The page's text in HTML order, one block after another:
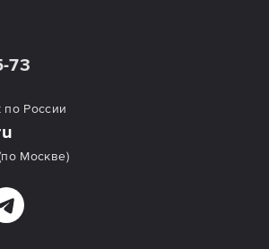
73
по России
Москве)